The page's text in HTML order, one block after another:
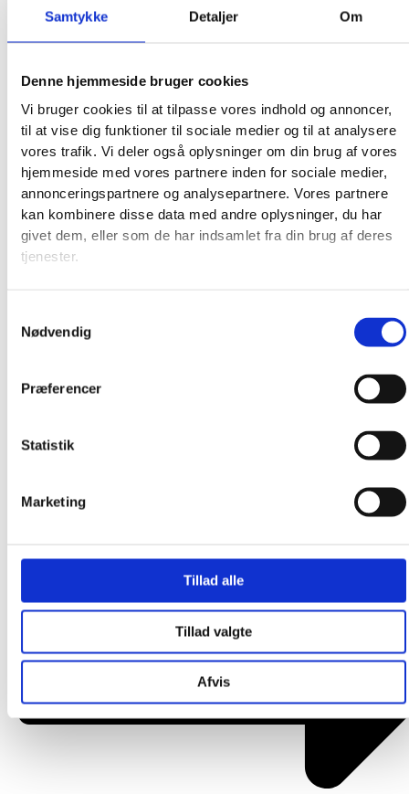
Samtykke Detaljer Om
Denne hjemmeside bruger cookies
Vi bruger cookies til at tilpasse vores indhold og annoncer,
til at vise dig funktioner til sociale medier og til at analysere
vores trafik. Vi deler også oplysninger om din brug af vores
hjemmeside med vores partnere inden for sociale medier,
annonceringspartnere og analysepartnere. Vores partnere
kan kombinere disse data med andre oplysninger, du har
givet dem, eller som de har indsamlet fra din brug af deres
tjenester.
Nødvendig
Præferencer
Statistik
Marketing
Tillad alle
Tillad valgte
Afvis
Addi Strikketilbehør